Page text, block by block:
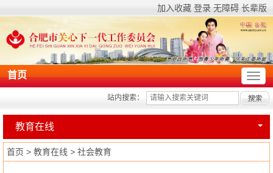
加入收藏 登录 无障碍 长辈版
首页
站内搜索：
教育在线
首页 > 教育在线 > 社会教育